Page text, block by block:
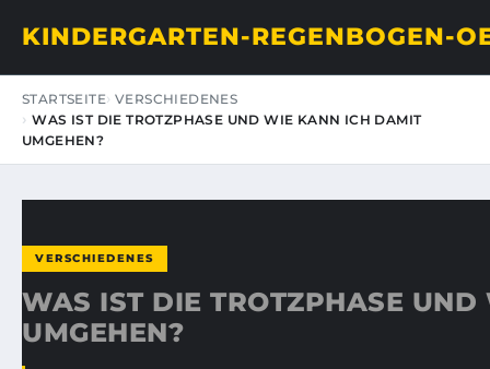
KINDERGARTEN-REGENBOGEN-
STARTSEITE VERSCHIEDENES
WAS IST DIE TROTZPHASE UND WIE KANN ICH DAMIT
UMGEHEN?
VERSCHIEDENES
WAS IST DIE TROTZPHASE
UMGEHEN?